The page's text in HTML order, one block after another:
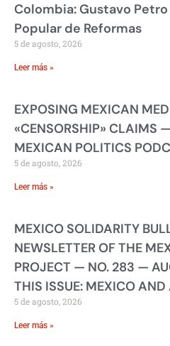
Colombia: Gustavo
Popular de Reformas
5 de agosto, 2026
Leer más »
EXPOSING MEXICAN
«CENSORSHIP» CLAIMS
MEXICAN POLITICS
5 de agosto, 2026
Leer más »
MEXICO SOLIDARITY
NEWSLETTER OF THE
PROJECT — NO. 283 —
THIS ISSUE: MEXICO
5 de agosto, 2026
Leer más »